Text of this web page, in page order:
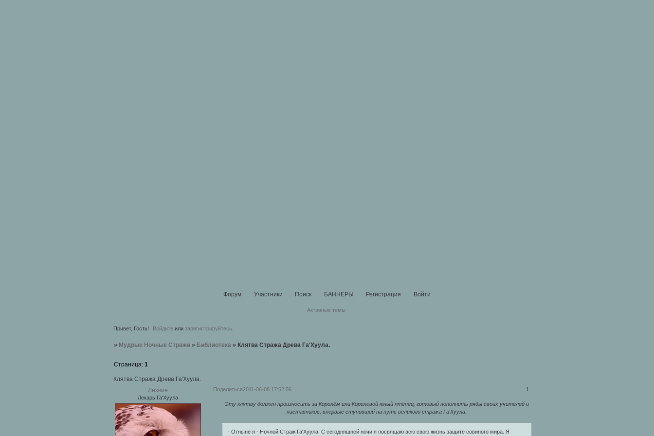
Форум Участники Поиск БАННЕРЫ Регистрация Войти
Активные темы
Привет, Гость! Войдите или зарегистрируйтесь.
» Мудрые Ночные Стражи » Библиотека » Клятва Стража Древа Га'Хуула.
Клятва Стража Древа Га'Хуула.
Страница: 1
Поделиться 1
2011-06-08 17:52:56
Лезвие
Лекарь Га'Хуула
Эту клятву должен произносить за Королём или Королевой юный птенец, готовый пополнить ряды своих учителей и
наставников, впервые ступивший на путь великого стража Га'Хуула.
- Отныне я - Ночной Страж Га'Хуула. С сегодняшней ночи я посвящаю всю свою жизнь защите совиного мира. Я